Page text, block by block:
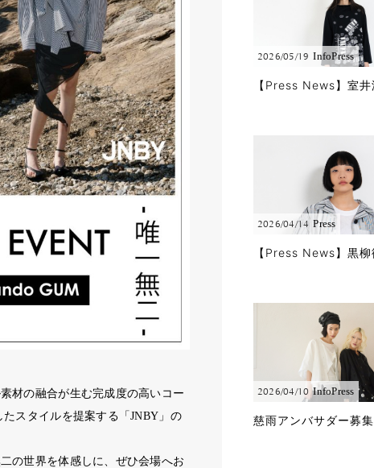
材の融合が生む完成度の高いコー
スタイルを提案する「JNBY 」の
の世界を体感しに、ぜひ会場へお
2026/05/19 InfoPress
2026/04/14 Press
2026/04/10 InfoPress
慈雨アンバサダー募集